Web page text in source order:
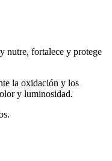
nutre, fortalece y protege
la oxidación y los
y luminosidad.